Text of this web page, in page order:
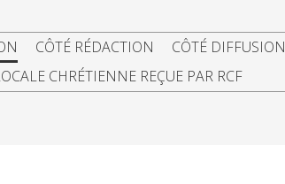
CÔTÉ RÉDACTION CÔTÉ DIFFUSION
CHRÉTIENNE REÇUE PAR RCF